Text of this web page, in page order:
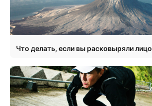
Что делать, если вы расковыряли лицо